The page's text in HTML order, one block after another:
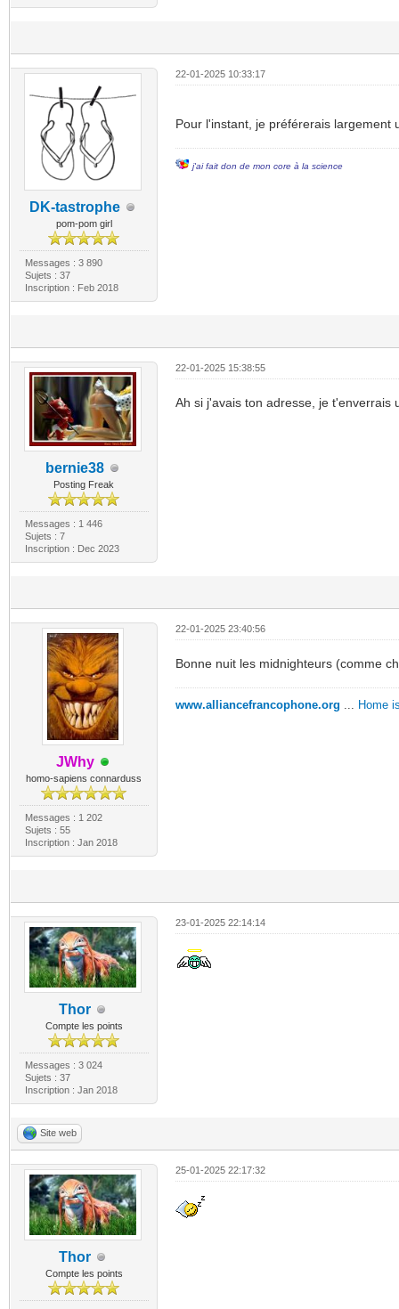
DK-tastrophe
pom-pom girl
Messages : 3 890
Sujets : 37
Inscription : Feb 2018
22-01-2025 10:33:17
Pour l'instant, je préférerais largement
j'ai fait don de mon core à la science
bernie38
Posting Freak
Messages : 1 446
Sujets : 7
Inscription : Dec 2023
22-01-2025 15:38:55
Ah si j'avais ton adresse, je
JWhy
homo-sapiens connarduss
Messages : 1 202
Sujets : 55
Inscription : Jan 2018
22-01-2025 23:40:56
Bonne nuit les midnighteurs (comme
www.alliancefrancophone.org ... Home
Thor
Compte les points
Messages : 3 024
Sujets : 37
Inscription : Jan 2018
23-01-2025 22:14:14
Site web
Thor
Compte les points
25-01-2025 22:17:32